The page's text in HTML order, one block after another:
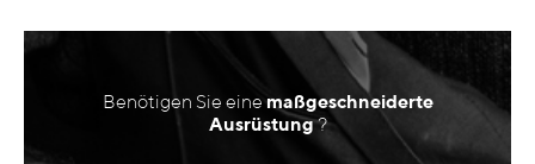
Benötigen Sie einemaßgeschneiderte
Ausrüstung?